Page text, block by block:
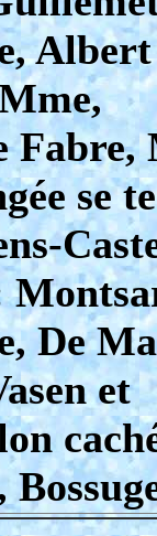
Fabre,
se
De
et